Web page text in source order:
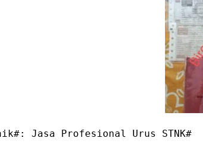
Jasa Profesional Urus STNK#